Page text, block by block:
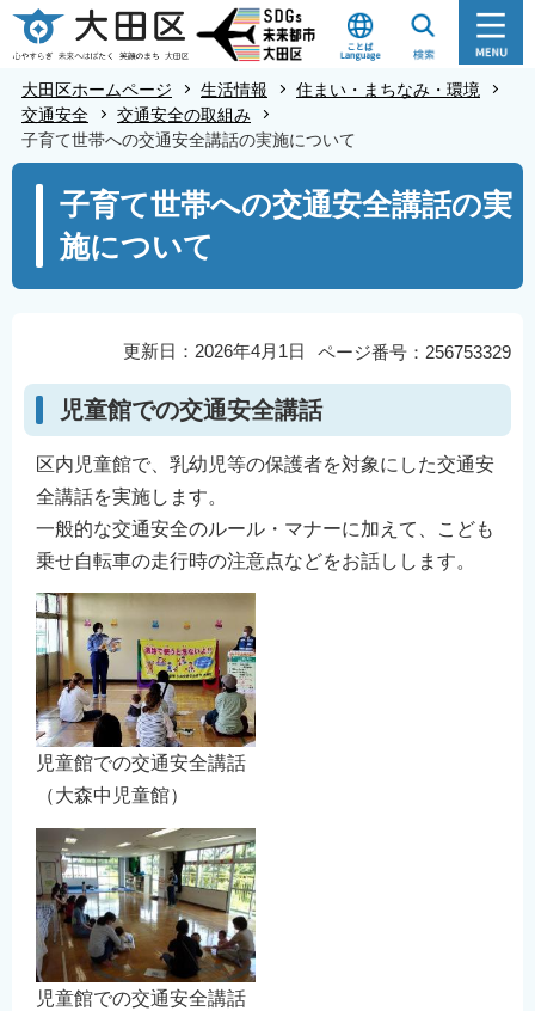
こ
の
の
大田区ホームページ 生活情報
住まい・まちなみ・環境
交通安全
交通安全の取組み
子育て世帯への交通安全講話の実施について
子育て世帯への交通安全講話の実
施について
ページ番号：256753329
更新日：2026年4月1日
児童館での交通安全講話
区内児童館で、乳幼児等の保護者を対象にした交通安
全講話を実施します。
一般的な交通安全のルール・マナーに加えて、こども
乗せ自転車の走行時の注意点などをお話しします。
児童館での交通安全講話
（大森中児童館）
児童館での交通安全講話